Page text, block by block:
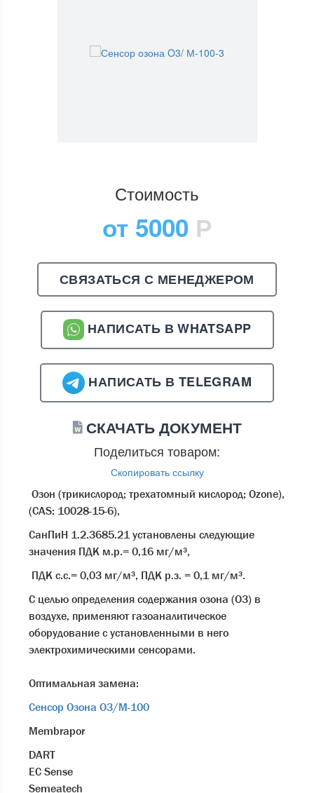
Стоимость
от 5000 Р
СВЯЗАТЬСЯ С МЕНЕДЖЕРОМ
НАПИСАТЬ В WHATSAPP
НАПИСАТЬ В TELEGRAM
СКАЧАТЬ ДОКУМЕНТ
Поделиться товаром:
Скопировать ссылку
Озон (трикислород; трехатомный кислород; Ozone),
(CAS: 10028-15-6),
СанПиН 1.2.3685.21 установлены следующие
значения ПДК м.р.= 0,16 мг/м³,
ПДК с.с.= 0,03 мг/м³, ПДК р.з. = 0,1 мг/м³.
С целью определения содержания озона (О3) в
воздухе, применяют газоаналитическое
оборудование с установленными в него
электрохимическими сенсорами.
Оптимальная замена:
Сенсор Озона O3/M-100
Membrapor
DART
EC Sense
Semeatech